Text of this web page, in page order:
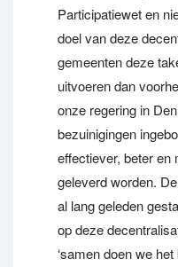
Participatiewet en
doel van deze
gemeenten deze
uitvoeren dan
onze regering in
bezuinigingen
effectiever, beter en
geleverd worden.
al lang geleden
op deze
‘samen doen we